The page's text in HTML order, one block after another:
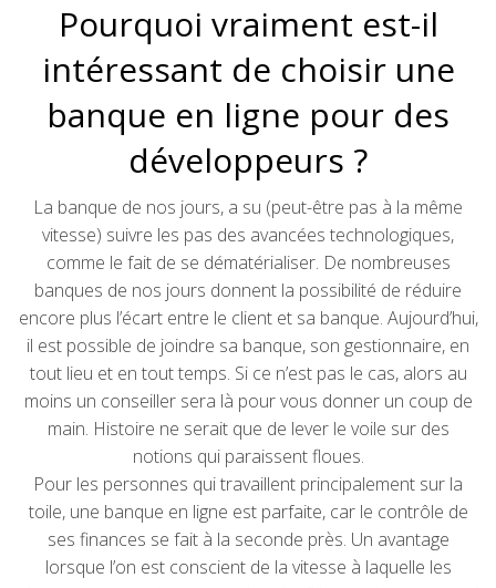
Pourquoi vraiment est-il
intéressant de choisir une
banque en ligne pour des
développeurs ?
La banque de nos jours, a su (peut-être pas à la même
vitesse) suivre les pas des avancées technologiques,
comme le fait de se dématérialiser. De nombreuses
banques de nos jours donnent la possibilité de réduire
encore plus l’écart entre le client et sa banque. Aujourd’hui,
il est possible de joindre sa banque, son gestionnaire, en
tout lieu et en tout temps. Si ce n’est pas le cas, alors au
moins un conseiller sera là pour vous donner un coup de
main. Histoire ne serait que de lever le voile sur des
notions qui paraissent floues.
Pour les personnes qui travaillent principalement sur la
toile, une banque en ligne est parfaite, car le contrôle de
ses finances se fait à la seconde près. Un avantage
lorsque l’on est conscient de la vitesse à laquelle les